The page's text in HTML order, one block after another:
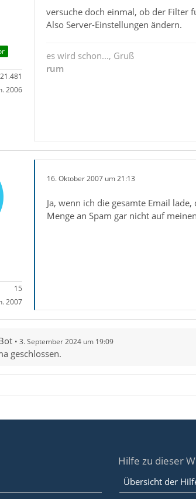
21.481
2006
versuche doch einmal, ob der Filter
Also Server-Einstellungen ändern.
es wird schon..., Gruß
rum
15
2007
16. Oktober 2007 um 21:13
Ja, wenn ich die gesamte Email
Menge an Spam gar nicht auf
3. September 2024 um 19:09
geschlossen.
Hilfe zu dieser
Übersicht der